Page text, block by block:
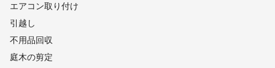
エアコン取り付け
引越し
不用品回収
庭木の剪定